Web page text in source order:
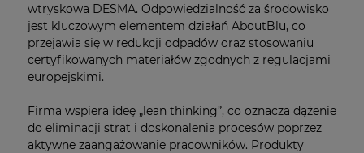
wtryskowa DESMA. Odpowiedzialność za środowisko
jest kluczowym elementem działań AboutBlu, co
przejawia się w redukcji odpadów oraz stosowaniu
certyfikowanych materiałów zgodnych z regulacjami
europejskimi.
Firma wspiera ideę „lean thinking”, co oznacza dążenie
do eliminacji strat i doskonalenia procesów poprzez
aktywne zaangażowanie pracowników. Produkty